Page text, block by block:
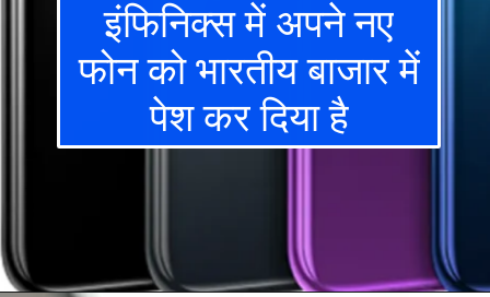
इंफिनिक्स में अपने नए
फोन को भारतीय बाजार में
पेश कर दिया है